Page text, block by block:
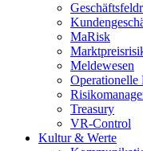
MaRisk
Meldewesen
Operationelle
Treasury
VR-Control
Kultur & Werte